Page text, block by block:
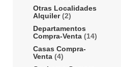
Otras Localidades
Alquiler(2)
Departamentos
Compra-Venta (14)
Casas Compra-
Venta (4)